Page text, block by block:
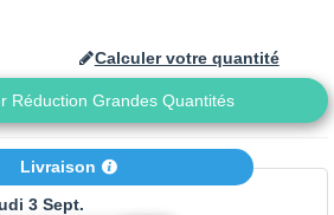
Calculer votre quantité
Réduction Grandes Quantités
Livraison
3 Sept.